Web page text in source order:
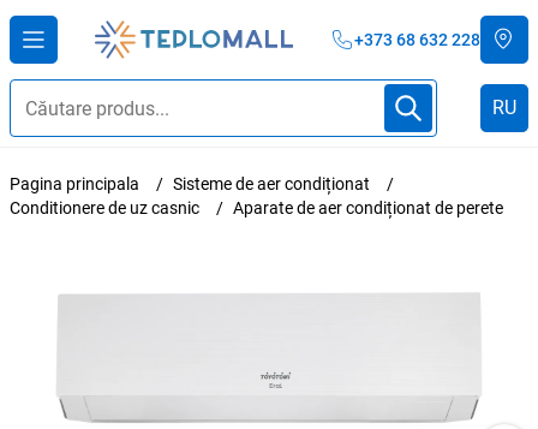
+373 68 632 228
RU
Pagina principala
Sisteme de aer condiționat
Conditionere de uz casnic
Aparate de aer condiționat de perete